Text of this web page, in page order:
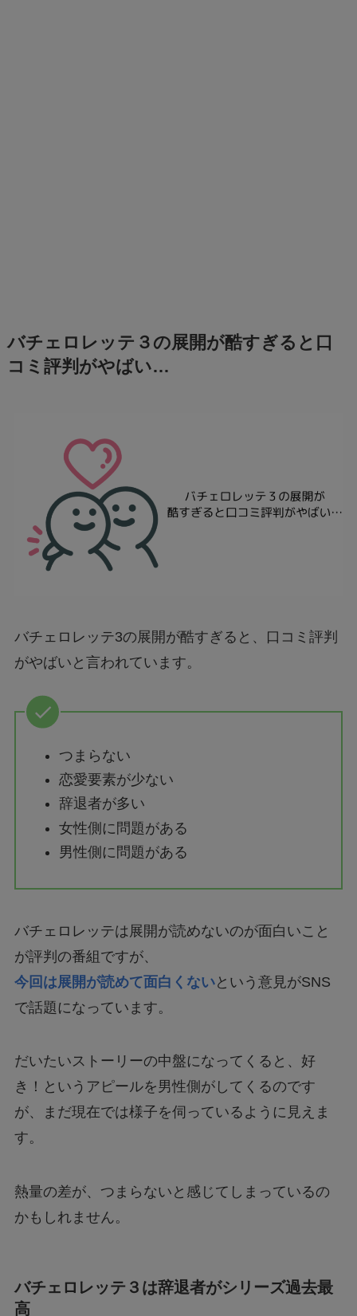
バチェロレッテ３の展開が酷すぎると口
コミ評判がやばい…
バチェロレッテ3の展開が酷すぎると、口コミ評判
がやばいと言われています。
つまらない
恋愛要素が少ない
辞退者が多い
女性側に問題がある
男性側に問題がある
バチェロレッテは展開が読めないのが面白いこと
が評判の番組ですが、
今回は展開が読めて面白くないという意見がSNS
で話題になっています。
だいたいストーリーの中盤になってくると、好
き！というアピールを男性側がしてくるのです
が、まだ現在では様子を伺っているように見えま
す。
熱量の差が、つまらないと感じてしまっているの
かもしれません。
バチェロレッテ３は辞退者がシリーズ過去最
高